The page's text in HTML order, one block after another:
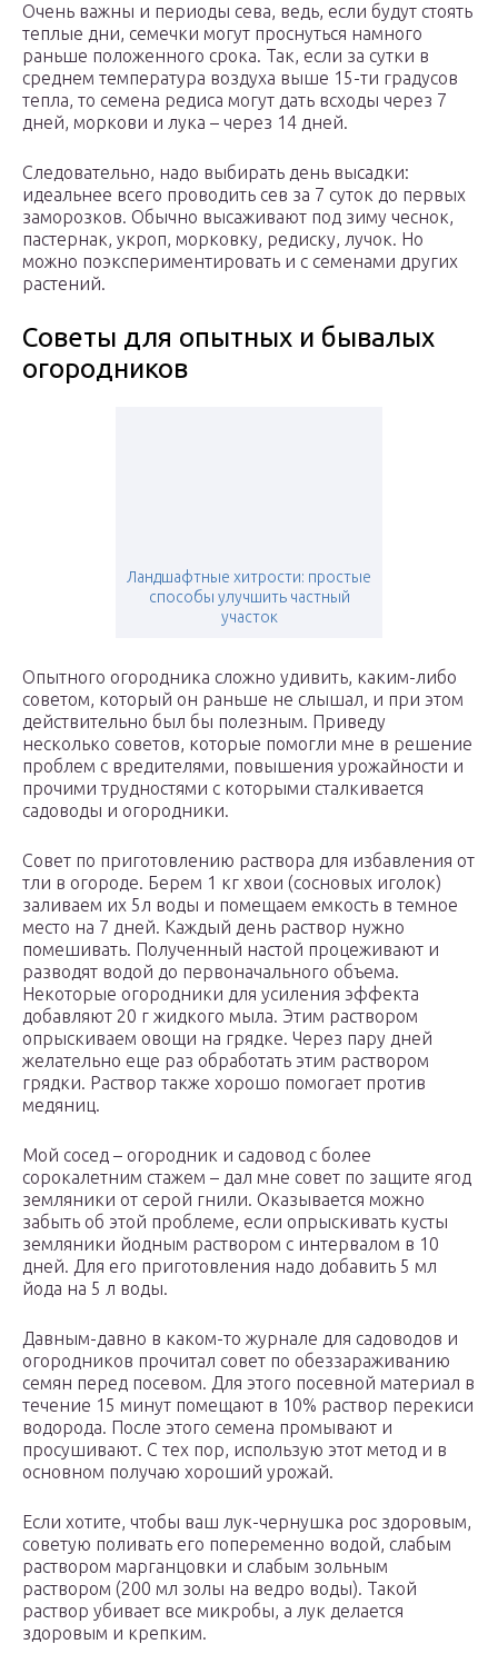
Очень важны и периоды сева, ведь, если будут стоять
теплые дни, семечки могут проснуться намного
раньше положенного срока. Так, если за сутки в
среднем температура воздуха выше 15-ти градусов
тепла, то семена редиса могут дать всходы через 7
дней, моркови и лука – через 14 дней.
Следовательно, надо выбирать день высадки:
идеальнее всего проводить сев за 7 суток до первых
заморозков. Обычно высаживают под зиму чеснок,
пастернак, укроп, морковку, редиску, лучок. Но
можно поэкспериментировать и с семенами других
растений.
Советы для опытных и бывалых
огородников
Ландшафтные хитрости: простые
способы улучшить частный
участок
Опытного огородника сложно удивить, каким-либо
советом, который он раньше не слышал, и при этом
действительно был бы полезным. Приведу
несколько советов, которые помогли мне в решение
проблем с вредителями, повышения урожайности и
прочими трудностями с которыми сталкивается
садоводы и огородники.
Совет по приготовлению раствора для избавления от
тли в огороде. Берем 1 кг хвои (сосновых иголок)
заливаем их 5л воды и помещаем емкость в темное
место на 7 дней. Каждый день раствор нужно
помешивать. Полученный настой процеживают и
разводят водой до первоначального объема.
Некоторые огородники для усиления эффекта
добавляют 20 г жидкого мыла. Этим раствором
опрыскиваем овощи на грядке. Через пару дней
желательно еще раз обработать этим раствором
грядки. Раствор также хорошо помогает против
медяниц.
Мой сосед – огородник и садовод с более
сорокалетним стажем – дал мне совет по защите ягод
земляники от серой гнили. Оказывается можно
забыть об этой проблеме, если опрыскивать кусты
земляники йодным раствором с интервалом в 10
дней. Для его приготовления надо добавить 5 мл
йода на 5 л воды.
Давным-давно в каком-то журнале для садоводов и
огородников прочитал совет по обеззараживанию
семян перед посевом. Для этого посевной материал в
течение 15 минут помещают в 10% раствор перекиси
водорода. После этого семена промывают и
просушивают. С тех пор, использую этот метод и в
основном получаю хороший урожай.
Если хотите, чтобы ваш лук-чернушка рос здоровым,
советую поливать его попеременно водой, слабым
раствором марганцовки и слабым зольным
раствором (200 мл золы на ведро воды). Такой
раствор убивает все микробы, а лук делается
здоровым и крепким.